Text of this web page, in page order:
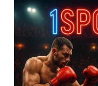
Ответить